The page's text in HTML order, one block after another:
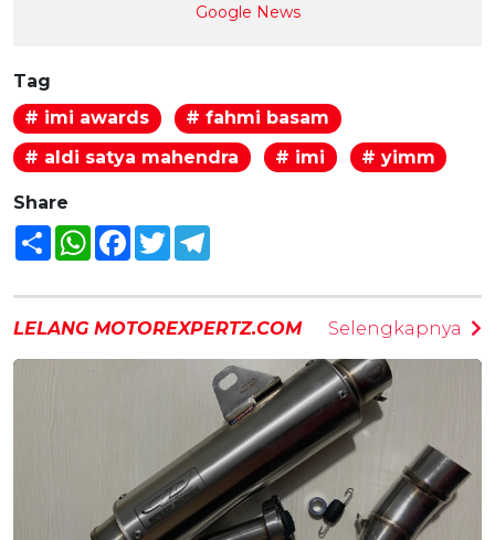
Google News
Tag
# imi awards
# fahmi basam
# aldi satya mahendra
# imi # yimm
Share
Share WhatsAppFacebook
Twitter
LELANG MOTOREXPERTZ.COM Selengkapnya